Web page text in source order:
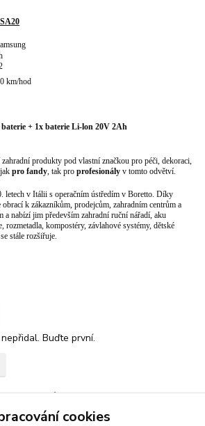
20
km/hod
+ 1x baterie Li-lon 20V 2Ah
produkty pod vlastní značkou pro péči, dekoraci,
jakpro fandy, tak proprofesionály v tomto odvětví.
letech v Itálii s operačním ústředím v Boretto. Díky
k zákazníkům, prodejcům, zahradním centrům a
a nabízí jim především zahradní ruční nářadí, aku
rozmetadla, kompostéry, závlahové systémy, dětské
stále rozšiřuje.
Buďte první.
kategoriích
cookies